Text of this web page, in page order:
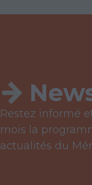
Restez informé
mois la
actualités du